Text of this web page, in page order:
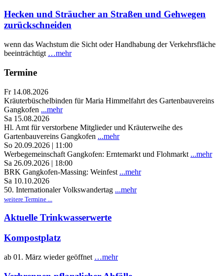
Hecken und Sträucher an Straßen und Gehwegen
zurückschneiden
wenn das Wachstum die Sicht oder Handhabung der Verkehrsfläche
beeinträchtigt …mehr
Termine
Fr 14.08.2026
Kräuterbüschelbinden für Maria Himmelfahrt des Gartenbauvereins
Gangkofen ...mehr
Sa 15.08.2026
Hl. Amt für verstorbene Mitglieder und Kräuterweihe des
Gartenbauvereins Gangkofen ...mehr
So 20.09.2026 | 11:00
Werbegemeinschaft Gangkofen: Erntemarkt und Flohmarkt ...mehr
Sa 26.09.2026 | 18:00
BRK Gangkofen-Massing: Weinfest ...mehr
Sa 10.10.2026
50. Internationaler Volkswandertag ...mehr
weitere Termine ...
Aktuelle Trinkwasserwerte
Kompostplatz
ab 01. März wieder geöffnet …mehr